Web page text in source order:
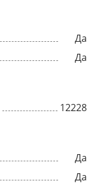
Да
Да
12228
Да
Да